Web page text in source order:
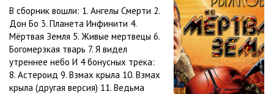
В сборник вошли: 1. Ангелы Смерти 2.
Дон Бо 3. Планета Инфинити 4.
Мёртвая Земля 5. Живые мертвецы 6.
Богомерзкая тварь 7. Я видел
утреннее небо И 4 бонусных трека:
8. Астероид 9. Взмах крыла 10. Взмах
крыла (другая версия) 11. Ведьма